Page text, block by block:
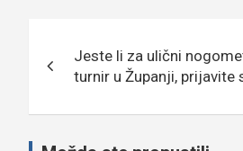
objava
Jeste li za ulični
turnir u Županji, prijavite